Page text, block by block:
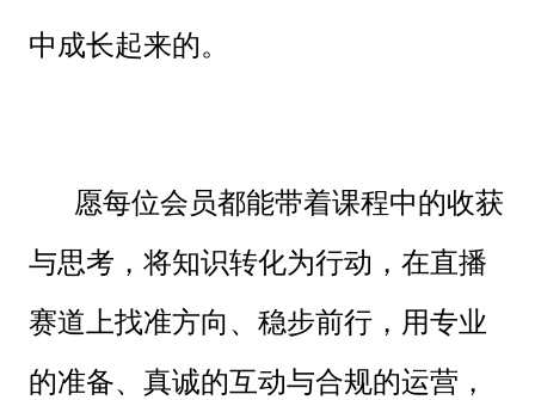
中成长起来的。
愿每位会员都能带着课程中的收获
与思考，将知识转化为行动，在直播
赛道上找准方向、稳步前行，用专业
的准备、真诚的互动与合规的运营，